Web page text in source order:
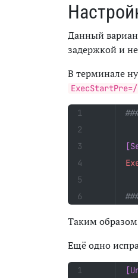
Данный
задержкой и
В терминале
Таким образом
Ещё одно